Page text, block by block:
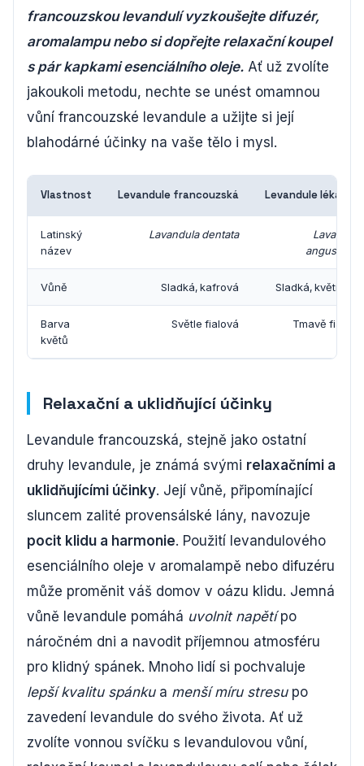
francouzskou levandulí vyzkoušejte difuzér,
aromalampu nebo si dopřejte relaxační koupel
s pár kapkami esenciálního oleje. Ať už zvolíte
jakoukoli metodu, nechte se unést omamnou
vůní francouzské levandule a užijte si její
blahodárné účinky na vaše tělo i mysl.
Vlastnost Levandule francouzská Levandule lékařská
Latinský
název
Lavandula dentata
Lavandula
angustifolia
Vůně Sladká, kafrová Sladká, květinová
Barva
květů
Světle fialová Tmavě fialová
Relaxační a uklidňující účinky
Levandule francouzská, stejně jako ostatní
druhy levandule, je známá svými relaxačními a
uklidňujícími účinky. Její vůně, připomínající
sluncem zalité provensálské lány, navozuje
pocit klidu a harmonie. Použití levandulového
esenciálního oleje v aromalampě nebo difuzéru
může proměnit váš domov v oázu klidu. Jemná
vůně levandule pomáhá uvolnit napětípo
náročném dni a navodit příjemnou atmosféru
pro klidný spánek. Mnoho lidí si pochvaluje
lepší kvalitu spánkua menší míru stresupo
zavedení levandule do svého života. Ať už
zvolíte vonnou svíčku s levandulovou vůní,